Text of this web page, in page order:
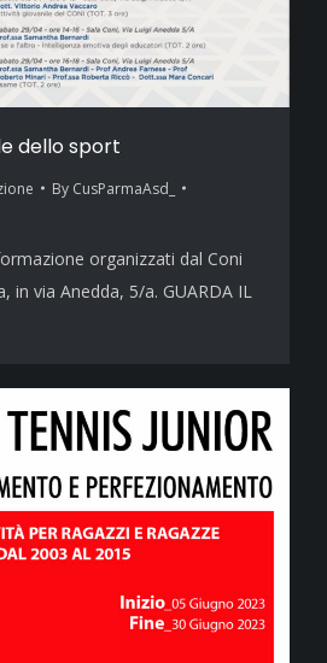
dello sport
By CusParmaAsd_
organizzati dal Coni
in via Anedda, 5/a. GUARDA IL